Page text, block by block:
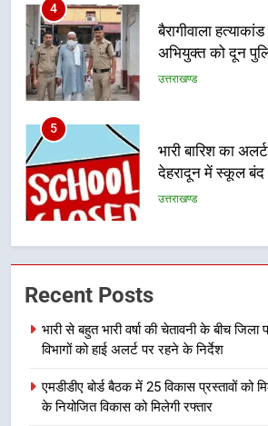
5
भारी बारिश का
देहरादून में स्कूल बंद
उत्तराखण्ड
6
मुख्यमंत्री धामी की
सीसीटीवी, ड्रोन
बीच शिवभक्तों के लिए
उत्तराखण्ड
7
उत्तराखण्ड
सड़क सुरक्षा पर
ब्लैक स्पॉट होंगे
Recent Posts
भारी से बहुत भारी वर्षा की चेतावनी के बीच
विभागों को हाई अलर्ट पर रहने के निर्देश
एमडीडीए बोर्ड बैठक में 25 विकास प्रस्तावों को
के नियोजित विकास को मिलेगी रफ्तार